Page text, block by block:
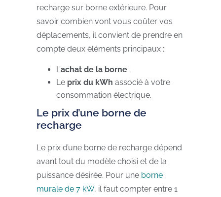
recharge sur borne extérieure. Pour
savoir combien vont vous coûter vos
déplacements, il convient de prendre en
compte deux éléments principaux :
L’achat de la borne ;
Le prix du kWh associé à votre
consommation électrique.
Le prix d’une borne de
recharge
Le prix d’une borne de recharge dépend
avant tout du modèle choisi et de la
puissance désirée. Pour une borne
murale de 7 kW, il faut compter entre 1